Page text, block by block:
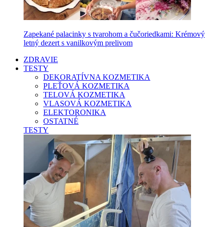
Zapekané palacinky s tvarohom a čučoriedkami: Krémový
letný dezert s vanilkovým prelivom
ZDRAVIE
TESTY
DEKORATÍVNA KOZMETIKA
PLEŤOVÁ KOZMETIKA
TELOVÁ KOZMETIKA
VLASOVÁ KOZMETIKA
ELEKTORONIKA
OSTATNÉ
TESTY